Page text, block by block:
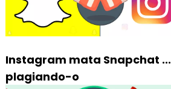
Instagram mata Snapchat ...
plagiando-o